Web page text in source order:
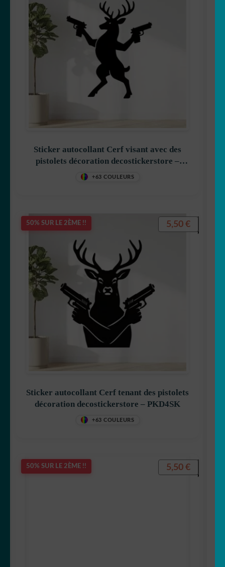
Sticker autocollant Cerf visant avec des
pistolets décoration decostickerstore –
+63 COULEURS
50% SUR LE 2ÈME !!
Sticker autocollant Cerf tenant des pistolets
décoration decostickerstore – PKD4SK
+63 COULEURS
5,50 €
50% SUR LE 2ÈME !! 5,50 €